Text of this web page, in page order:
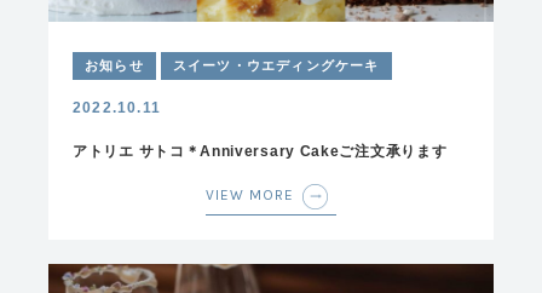
お知らせ スイーツ・ウエディングケーキ
2022.10.11
アトリエ サトコ＊Anniversary Cakeご注文承ります
VIEW MORE